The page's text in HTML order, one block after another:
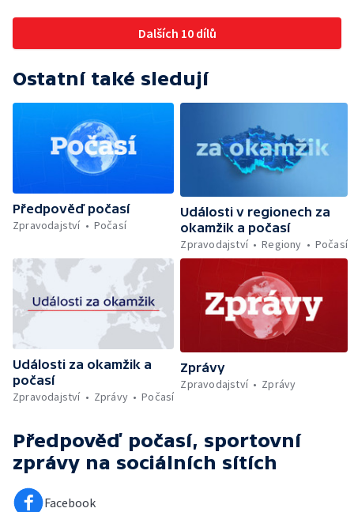
Dalších 10 dílů
Ostatní také sledují
Předpověď počasí
Zpravodajství
Počasí
Události v regionech za
okamžik a počasí
Zpravodajství
Regiony Počasí
Události za okamžik a
počasí
Zpravodajství
Zprávy Počasí
Zprávy
Zpravodajství
Zprávy
Předpověď počasí, sportovní
zprávy na sociálních sítích
Facebook